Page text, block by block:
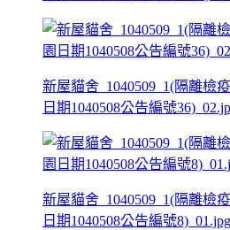
新屋貓舍_1040509_1(隔離檢
日期1040508公告編號
新屋貓舍_1040509_1(隔離檢
日期1040508公告編號8)_01.jpg